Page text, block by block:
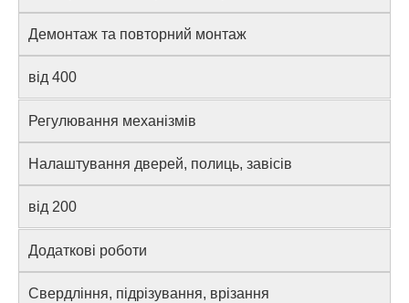
Демонтаж та повторний монтаж
від 400
Регулювання механізмів
Налаштування дверей, полиць, завісів
від 200
Додаткові роботи
Свердління, підрізування, врізання